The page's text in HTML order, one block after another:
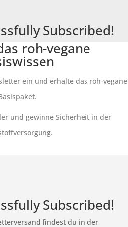
Subscribed!
roh-vegane
ein und erhalte das roh-vegane
und gewinne Sicherheit in der
Subscribed!
findest du in der